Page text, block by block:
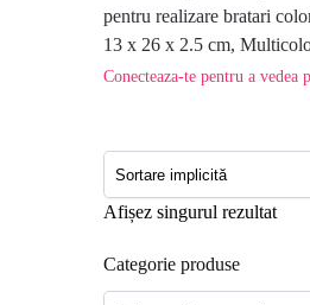
pentru realizare bratari
13 x 26 x 2.5 cm,
Conecteaza-te pentru a vedea
Afișez singurul rezultat
Categorie produse